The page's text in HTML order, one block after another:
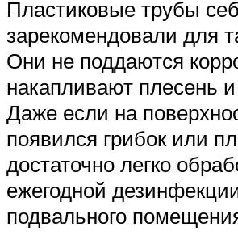
Пластиковые трубы
зарекомендовали для
Они не поддаются
накапливают плесень
Даже если на
появился грибок или
достаточно легко
ежегодной
подвального